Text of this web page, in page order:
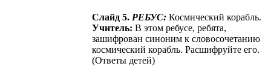
Слайд 5. РЕБУС: Космический корабль.
Учитель: В этом ребусе, ребята,
зашифрован синоним к словосочетанию
космический корабль. Расшифруйте его.
(Ответы детей)